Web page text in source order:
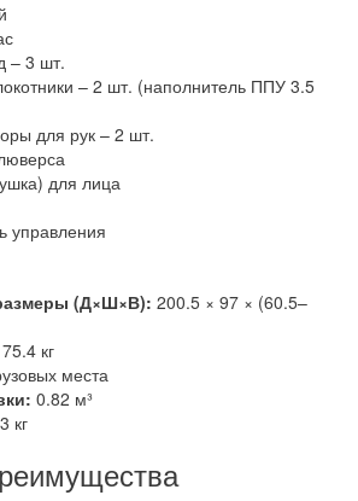
– 3 шт.
– 2 шт. (наполнитель ППУ 3.5
для рук – 2 шт.
для лица
управления
(Д×Ш×В): 200.5 × 97 × (60.5–
75.4 кг
места
0.82 м³
кг